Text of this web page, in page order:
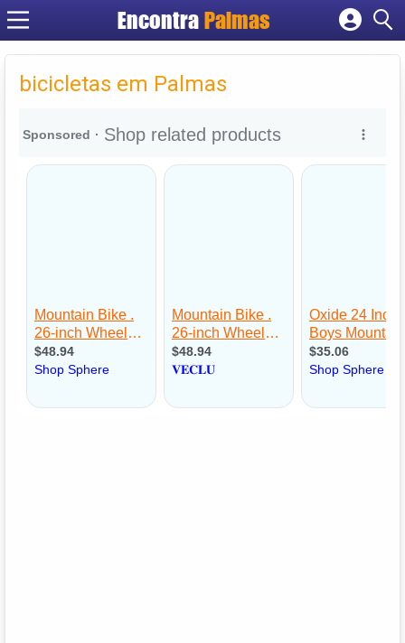
Encontra Palmas
Cadastrar empresa
Criar conta
bicicletas em Palmas